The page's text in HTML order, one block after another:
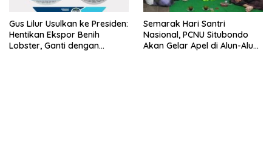
Gus Lilur Usulkan ke Presiden:
Hentikan Ekspor Benih
Lobster, Ganti dengan
Semarak Hari Santri
Nasional, PCNU Situbondo
Akan Gelar Apel di Alun-Alun